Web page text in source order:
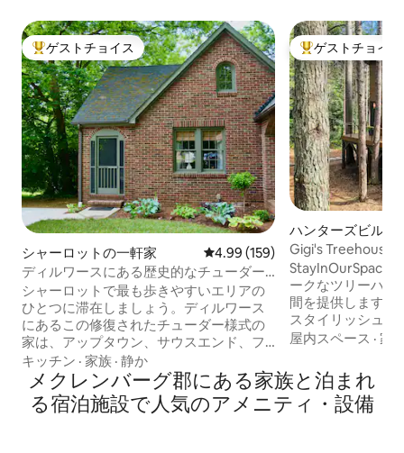
大好評のゲストチョイスです。
ゲストチョイス
シャーロットの一軒家 レビュー159件、5つ星中4.99つ
4.99 (159)
ディルワースにある歴史的なチューダー
様式の家 | どこへでも徒歩で行けます
シャーロットで最も歩きやすいエリアの
ひとつに滞在しましょう。ディルワース
にあるこの修復されたチューダー様式の
家は、アップタウン、サウスエンド、フ
リーダムパーク、アトリウムヘルス、ノ
バントヘルス、バンク・オブ・アメリカ
スタジアム、シャーロット・ダグラス空
港から数分の場所にあります。 ✷ 美しく
キッチン · 家族 · 静か
大好評のゲスト
ゲストチョイス
ハンターズビルの
ス
Gigi's Treehouse
ーピット
StayInOurSpace
ークなツリーハウ
間を提供します。
スタイリッシュな
良いリビングスペ
ます。 ジャグジ
ックでのぶらぶら
りで集まってスモ
屋内スペース ·家
メクレンバーグ郡にある家族と泊まれ
る宿泊施設で人気のアメニティ・設備